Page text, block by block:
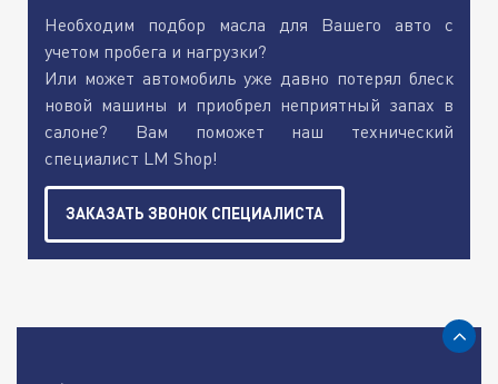
Необходим подбор масла для Вашего авто с
учетом пробега и нагрузки?
Или может автомобиль уже давно потерял блеск
новой машины и приобрел неприятный запах в
салоне? Вам поможет наш технический
специалист LM Shop!
ЗАКАЗАТЬ ЗВОНОК СПЕЦИАЛИСТА